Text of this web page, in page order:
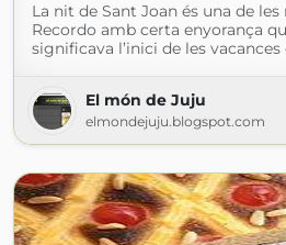
La nit de Sant Joan és una de les
Recordo amb certa enyorança
significava l’inici de les vacances
El món de Juju
elmondejuju.blogspot.com